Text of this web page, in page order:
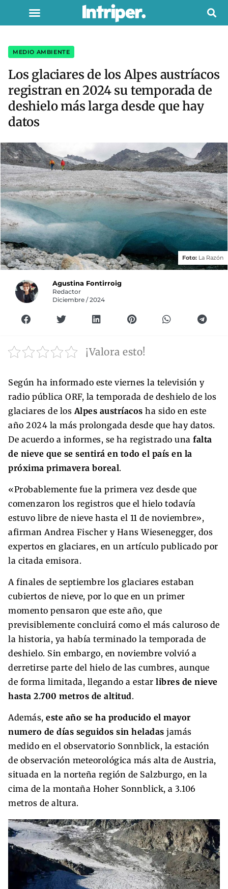
MEDIO AMBIENTE
Los glaciares de los Alpes austríacos
registran en 2024 su temporada de
deshielo más larga desde que hay
datos
Foto: La Razón
Agustina Fontirroig
Redactor
Diciembre / 2024
¡Valora esto!
Según ha informado este viernes la televisión y
radio pública ORF, la temporada de deshielo de los
glaciares de los Alpes austríacos ha sido en este
año 2024 la más prolongada desde que hay datos.
De acuerdo a informes, se ha registrado una falta
de nieve que se sentirá en todo el país en la
próxima primavera boreal.
«Probablemente fue la primera vez desde que
comenzaron los registros que el hielo todavía
estuvo libre de nieve hasta el 11 de noviembre»,
afirman Andrea Fischer y Hans Wiesenegger, dos
expertos en glaciares, en un artículo publicado por
la citada emisora.
A finales de septiembre los glaciares estaban
cubiertos de nieve, por lo que en un primer
momento pensaron que este año, que
previsiblemente concluirá como el más caluroso de
la historia, ya había terminado la temporada de
deshielo. Sin embargo, en noviembre volvió a
derretirse parte del hielo de las cumbres, aunque
de forma limitada, llegando a estar libres de nieve
hasta 2.700 metros de altitud.
Además, este año se ha producido el mayor
numero de días seguidos sin heladas jamás
medido en el observatorio Sonnblick, la estación
de observación meteorológica más alta de Austria,
situada en la norteña región de Salzburgo, en la
cima de la montaña Hoher Sonnblick, a 3.106
metros de altura.